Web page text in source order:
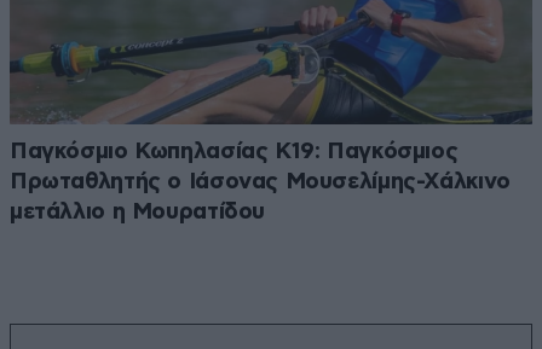
Παγκόσμιο Κωπηλασίας Κ19: Παγκόσμιος
Πρωταθλητής ο Ιάσονας Μουσελίμης-Χάλκινο
μετάλλιο η Μουρατίδου